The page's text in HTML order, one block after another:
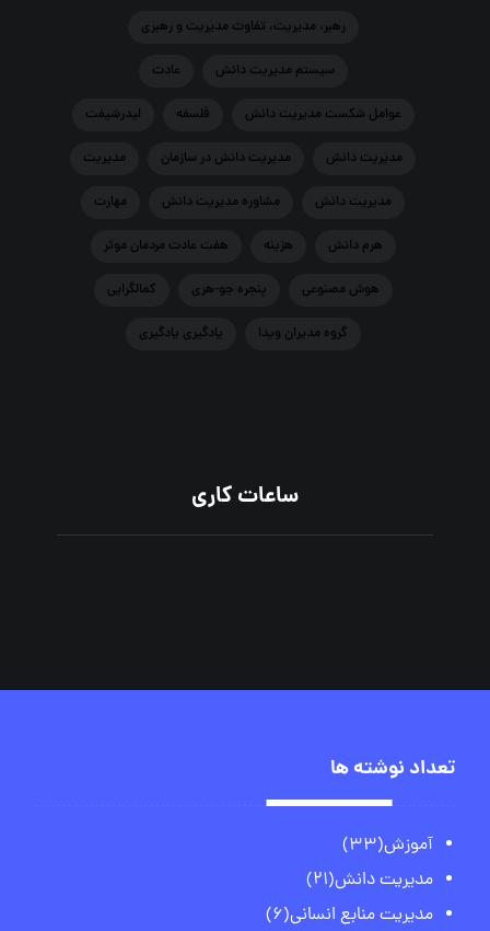
رهبر، مدیریت، تفاوت مدیریت و رهبری
سيستم مديريت دانش عادت
عوامل شکست مدیریت دانش فلسفه لیدرشیفت
مديريت دانش مديريت دانش در سازمان مدیریت
مدیریت دانش مشاوره مدیریت دانش مهارت
هرم دانش هزينه هفت عادت مردمان موثر
هوش مصنوعي پنجره جو-هری کمالگرایی
گروه مدیران ویدا یادگیری یادگیری
ساعات کاری
تعداد نوشته ها
آموزش(33)
مدیریت دانش(21)
مدیریت منابع انسانی(6)